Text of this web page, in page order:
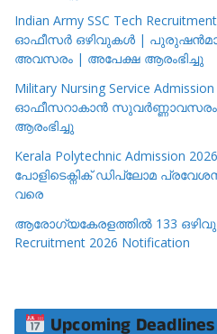
Indian Army SSC Tech
ഓഫീസർ ഒഴിവുകൾ |
അവസരം | അപേക്ഷ ആരംഭിച്ചു
Military Nursing Service
ഓഫീസറാകാൻ സുവർണ്ണാവസരം
ആരംഭിച്ചു
Kerala Polytechnic Admission
പോളിടെക്നിക് ഡിപ്ലോമ
വരെ
ആരോഗ്യകേരളത്തിൽ 133
Recruitment 2026 Notification
Upcoming Deadlines